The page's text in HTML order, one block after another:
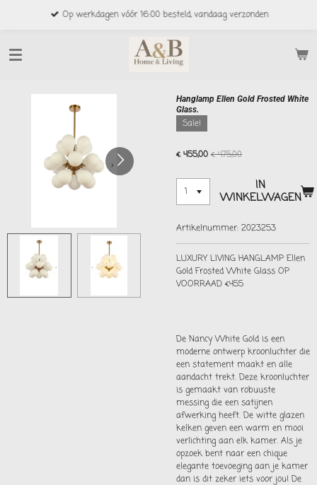
de
hoofdinhoud
Op werkdagen vóór 16:00 besteld, vandaag verzonden
Hanglamp Ellen Gold Frosted White
Glass.
Sale!
€ 455,00 € 475,00
IN
WINKELWAGEN
Artikelnummer: 2023253
LUXURY LIVING HANGLAMP Ellen
Gold Frosted White Glass OP
VOORRAAD €455
De Nancy White Gold is een
moderne ontwerp kroonluchter die
een statement maakt en alle
aandacht trekt. Deze kroonluchter
is gemaakt van robuuste
messing die een satijnen
afwerking heeft. De witte glazen
kelken geven een warm en mooi
verlichting aan elk kamer. Als je
opzoek bent naar een chique
elegante toevoeging aan je kamer
dan is dit zeker iets voor jou! De